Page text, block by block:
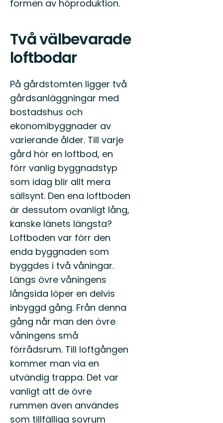
formen av höproduktion.
Två välbevarade
loftbodar
På gårdstomten ligger två
gårdsanläggningar med
bostadshus och
ekonomibyggnader av
varierande ålder. Till varje
gård hör en loftbod, en
förr vanlig byggnadstyp
som idag blir allt mera
sällsynt. Den ena loftboden
är dessutom ovanligt lång,
kanske länets längsta?
Loftboden var förr den
enda byggnaden som
byggdes i två våningar.
Längs övre våningens
långsida löper en delvis
inbyggd gång. Från denna
gång når man den övre
våningens små
förrådsrum. Till loftgången
kommer man via en
utvändig trappa. Det var
vanligt att de övre
rummen även användes
som tillfälliga sovrum